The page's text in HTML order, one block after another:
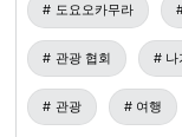
군(시모이나군) 도
네) 12407 TEL
우는 【도요오카무
원)】을 목적지로
도요오카무라
관광 협회 나
관광 여행